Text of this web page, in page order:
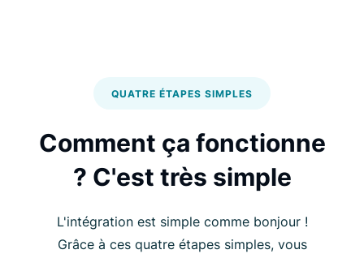
QUATRE ÉTAPES SIMPLES
Comment ça fonctionne
? C'est très simple
L'intégration est simple comme bonjour !
Grâce à ces quatre étapes simples, vous